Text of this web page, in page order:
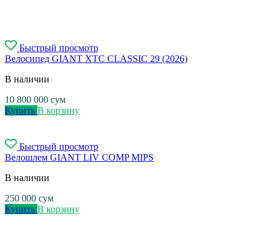
Быстрый просмотр
Велосипед GIANT XTC CLASSIC 29 (2026)
В наличии
10 800 000 сум
Купить В корзину
Быстрый просмотр
Велошлем GIANT LIV COMP MIPS
В наличии
250 000 сум
Купить В корзину